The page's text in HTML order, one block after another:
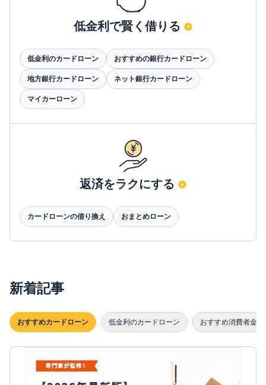
低金利で賢く借りる
低金利のカードローン おすすめの銀行カードローン
地方銀行カードローン ネット銀行カードローン
マイカーローン
返済をラクにする
カードローンの借り換え おまとめローン
新着記事
おすすめカードローン 低金利のカードローン おすすめ消費者金融